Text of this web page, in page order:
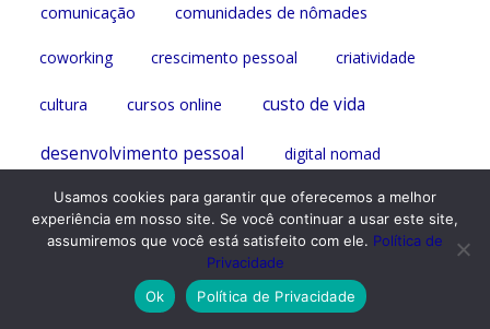
comunicação comunidades de nômades
coworking crescimento pessoal criatividade
cultura cursos online custo de vida
desenvolvimento pessoal digital nomad
diversidade empreendedorismo
empreendedorismo digital estilo de vida
estilo de vida nômade flexibilidade
Usamos cookies para garantir que oferecemos a melhor
experiência em nosso site. Se você continuar a usar este site,
assumiremos que você está satisfeito com ele. Política de
Privacidade
Ok
Política de Privacidade